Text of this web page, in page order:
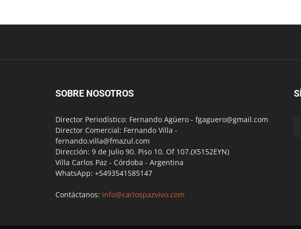
SOBRE NOSOTROS
Director Periodístico: Fernando Agüero - fgaguero@gmail.com
Director Comercial: Fernando Villa -
fernando.villa@fmazul.com
Dirección: 9 de Julio 90. Piso 10. Of 107.(X5152EYN)
Villa Carlos Paz - Córdoba - Argentina
WhatsApp: +5493541585147
Contáctanos: info@carlospazvivo.com